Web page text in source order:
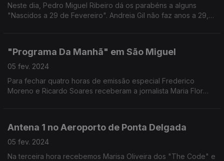
Neste dia, Pedro Miguel Ribeiro dá os parabéns a alguns
"Nascidos a 29 de Fevereiro". Andreia Gil não faz anos a 29,
"Programa Da Manhã" em São Miguel
05 fev. 2024
Para fechar quatro horas de emissão especial Frederico
Moreno e Ricardo Soares receberam a jornalista Maria Flor
Antena 1 no Aeroporto de Ponta Delgada
05 fev. 2024
Na terceira hora recebemos Marisa Oliveira dos "The Code" e